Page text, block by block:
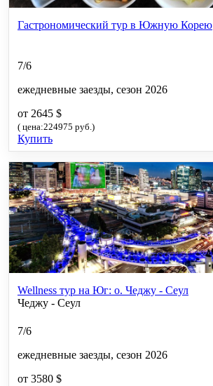
Гастрономический тур в Южную Корею
7/6
ежедневные заезды, сезон 2026
от 2645 $
( цена:224975 руб.)
Купить
Wellness тур на Юг: о. Чеджу - Сеул
Чеджу - Сеул
7/6
ежедневные заезды, сезон 2026
от 3580 $